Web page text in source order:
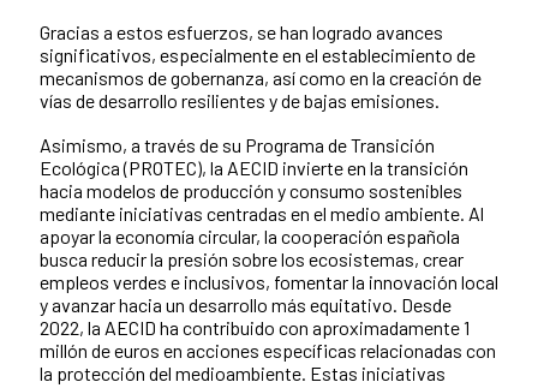
Gracias a estos esfuerzos, se han logrado avances
significativos, especialmente en el establecimiento de
mecanismos de gobernanza, así como en la creación de
vías de desarrollo resilientes y de bajas emisiones.
Asimismo, a través de su Programa de Transición
Ecológica (PROTEC), la AECID invierte en la transición
hacia modelos de producción y consumo sostenibles
mediante iniciativas centradas en el medio ambiente. Al
apoyar la economía circular, la cooperación española
busca reducir la presión sobre los ecosistemas, crear
empleos verdes e inclusivos, fomentar la innovación local
y avanzar hacia un desarrollo más equitativo. Desde
2022, la AECID ha contribuido con aproximadamente 1
millón de euros en acciones específicas relacionadas con
la protección del medioambiente. Estas iniciativas